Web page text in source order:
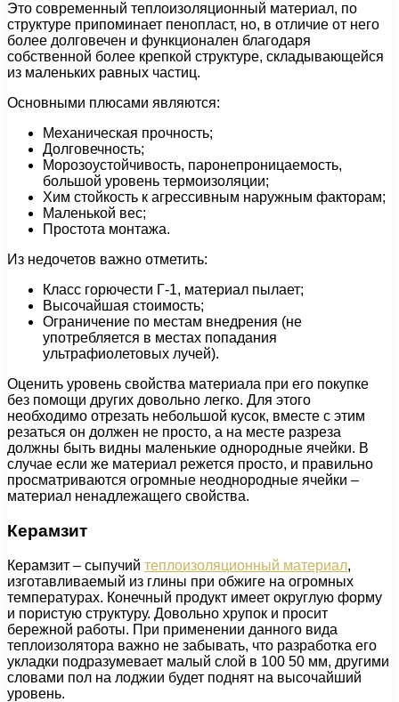
Это современный теплоизоляционный материал, по
структуре припоминает пенопласт, но, в отличие от него
более долговечен и функционален благодаря
собственной более крепкой структуре, складывающейся
из маленьких равных частиц.
Основными плюсами являются:
Механическая прочность;
Долговечность;
Морозоустойчивость, паронепроницаемость,
большой уровень термоизоляции;
Хим стойкость к агрессивным наружным факторам;
Маленькой вес;
Простота монтажа.
Из недочетов важно отметить:
Класс горючести Г-1, материал пылает;
Высочайшая стоимость;
Ограничение по местам внедрения (не
употребляется в местах попадания
ультрафиолетовых лучей).
Оценить уровень свойства материала при его покупке
без помощи других довольно легко. Для этого
необходимо отрезать небольшой кусок, вместе с этим
резаться он должен не просто, а на месте разреза
должны быть видны маленькие однородные ячейки. В
случае если же материал режется просто, и правильно
просматриваются огромные неоднородные ячейки –
материал ненадлежащего свойства.
Керамзит
Керамзит – сыпучий теплоизоляционный материал,
изготавливаемый из глины при обжиге на огромных
температурах. Конечный продукт имеет округлую форму
и пористую структуру. Довольно хрупок и просит
бережной работы. При применении данного вида
теплоизолятора важно не забывать, что разработка его
укладки подразумевает малый слой в 100 50 мм, другими
словами пол на лоджии будет поднят на высочайший
уровень.